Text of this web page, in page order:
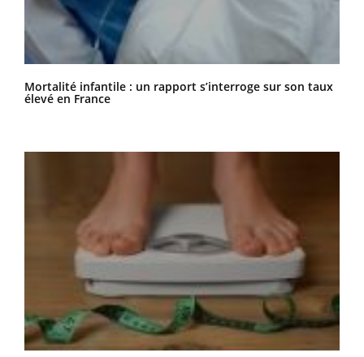
Mortalité infantile : un rapport s’interroge sur son taux
élevé en France